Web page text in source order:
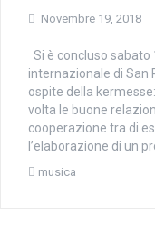
Novembre 19, 2018
Si è concluso
internazionale di San
ospite della
volta le buone
cooperazione tra di
l’elaborazione di un
musica